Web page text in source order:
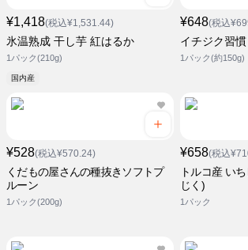
¥1,418(税込¥1,531.44)
氷温熟成 干し芋 紅はるか
1パック(210g)
国内産
¥648(税込
イチジク習慣
1パック(約150g)
¥528(税込¥570.24)
くだもの屋さんの種抜きソフトプ
ルーン
1パック(200g)
¥658(税込
トルコ産 い
じく)
1パック